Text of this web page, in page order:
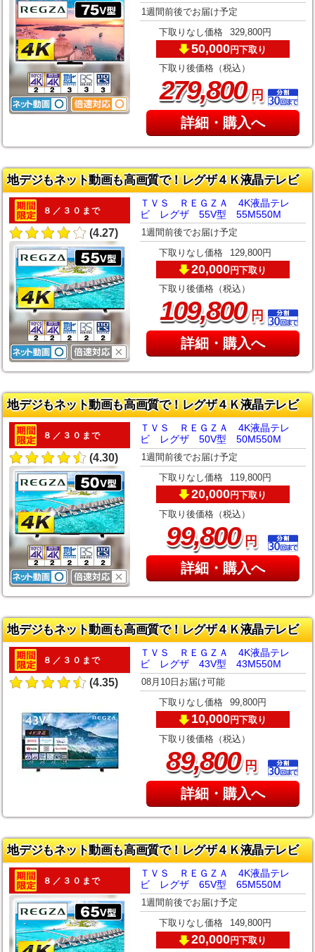
1週間前後でお届け予定
下取りなし価格 329,800円
50,000円下取り
下取り後価格（税込）
279,800円
詳細・購入へ
地デジもネット動画も高画質で！レグザ４Ｋ液晶テレビ
８／３０まで
(4.27)
ＴＶＳ ＲＥＧＺＡ 4K液晶テレ
ビ レグザ 55V型 55M550M
1週間前後でお届け予定
下取りなし価格 129,800円
20,000円下取り
下取り後価格（税込）
109,800円
詳細・購入へ
地デジもネット動画も高画質で！レグザ４Ｋ液晶テレビ
８／３０まで
(4.30)
ＴＶＳ ＲＥＧＺＡ 4K液晶テレ
ビ レグザ 50V型 50M550M
1週間前後でお届け予定
下取りなし価格 119,800円
20,000円下取り
下取り後価格（税込）
99,800円
詳細・購入へ
地デジもネット動画も高画質で！レグザ４Ｋ液晶テレビ
８／３０まで
(4.35)
ＴＶＳ ＲＥＧＺＡ 4K液晶テレ
ビ レグザ 43V型 43M550M
08月10日お届け可能
下取りなし価格 99,800円
10,000円下取り
下取り後価格（税込）
89,800円
詳細・購入へ
地デジもネット動画も高画質で！レグザ４Ｋ液晶テレビ
８／３０まで
ＴＶＳ ＲＥＧＺＡ 4K液晶テレ
ビ レグザ 65V型 65M550M
1週間前後でお届け予定
下取りなし価格 149,800円
20,000円下取り